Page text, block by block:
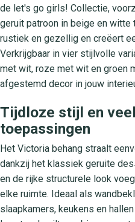
de let's go girls! Collectie,
geruit patroon in beige en witte
rustiek en gezellig en creëert
Verkrijgbaar in vier stijlvolle
met wit, roze met wit en groen
afgestemd decor in jouw
Tijdloze stijl en
toepassingen
Het Victoria behang straalt
dankzij het klassiek geruite
en de rijke structurele look
elke ruimte. Ideaal als
slaapkamers, keukens en